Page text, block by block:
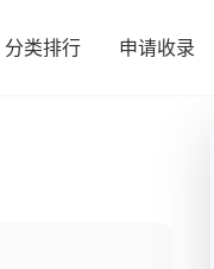
分类排行 申请收录